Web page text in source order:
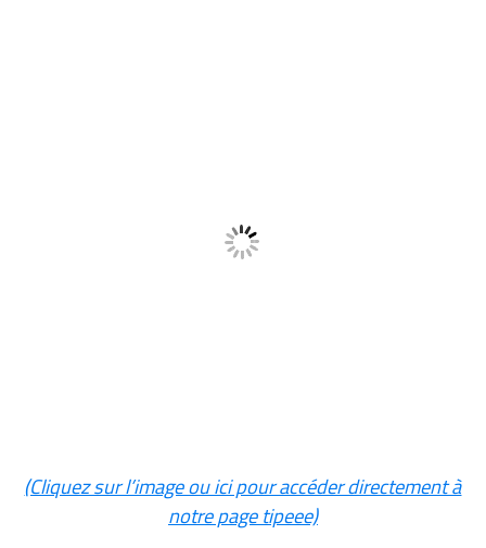
(Cliquez sur l’image ou ici pour accéder directement à
notre page tipeee)